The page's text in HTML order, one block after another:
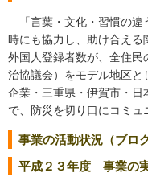
「言葉・文化・習慣の違
時にも協力し、助け合える
外国人登録者数が、全住民
治協議会）をモデル地区
企業・三重県・伊賀市・日
で、防災を切り口にコミュ
事業の活動状況（ブ
平成２３年度 事業の